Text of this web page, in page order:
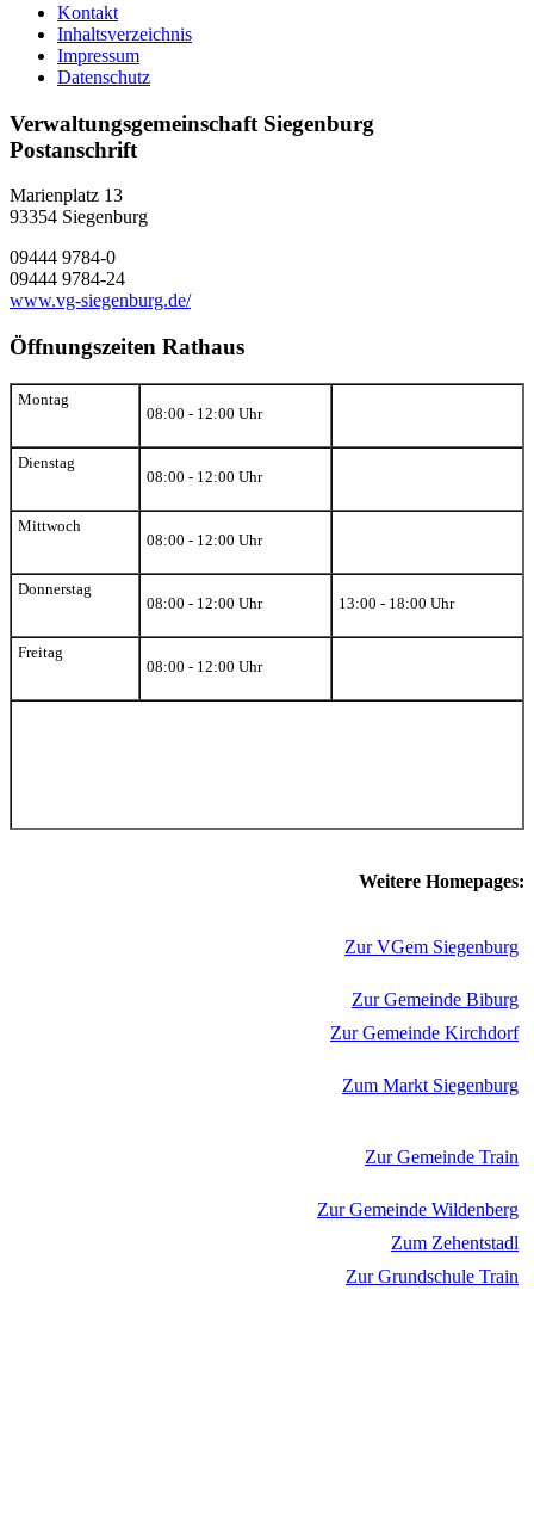
Kontakt
Inhaltsverzeichnis
Impressum
Datenschutz
Verwaltungsgemeinschaft Siegenburg
Postanschrift
Marienplatz 13
93354 Siegenburg
09444 9784-0
09444 9784-24
www.vg-siegenburg.de/
Öffnungszeiten Rathaus
Montag
08:00 - 12:00 Uhr
Dienstag
08:00 - 12:00 Uhr
Mittwoch
08:00 - 12:00 Uhr
Donnerstag
08:00 - 12:00 Uhr
13:00 - 18:00 Uhr
Freitag
08:00 - 12:00 Uhr
Weitere Homepages:
Zur VGem Siegenburg
Zur Gemeinde Biburg
Zur Gemeinde Kirchdorf
Zum Markt Siegenburg
Zur Gemeinde Train
Zur Gemeinde Wildenberg
Zum Zehentstadl
Zur Grundschule Train